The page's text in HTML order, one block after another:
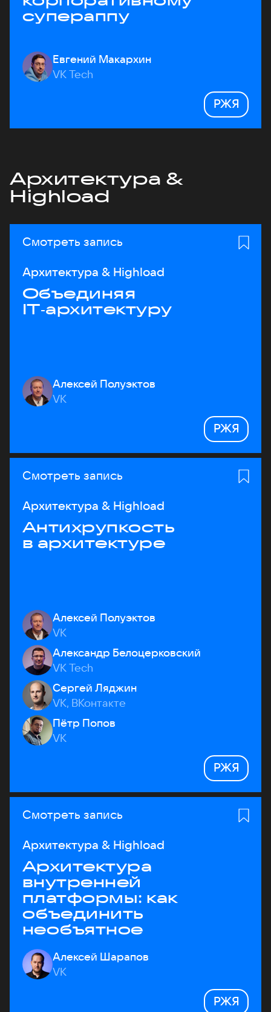
супераппу
Евгений Макархин
VK Tech
РЖЯ
Архитектура &
Highload
Смотреть запись
Архитектура & Highload
Объединяя
IT‑архитектуру
Алексей Полуэктов
VK
РЖЯ
Смотреть запись
Архитектура & Highload
Антихрупкость
в архитектуре
Алексей Полуэктов
VK
Александр Белоцерковский
VK Tech
Сергей Ляджин
VK, ВКонтакте
Пётр Попов
VK
РЖЯ
Смотреть запись
Архитектура & Highload
Архитектура
внутренней
платформы: как
объединить
необъятное
Алексей Шарапов
VK
РЖЯ